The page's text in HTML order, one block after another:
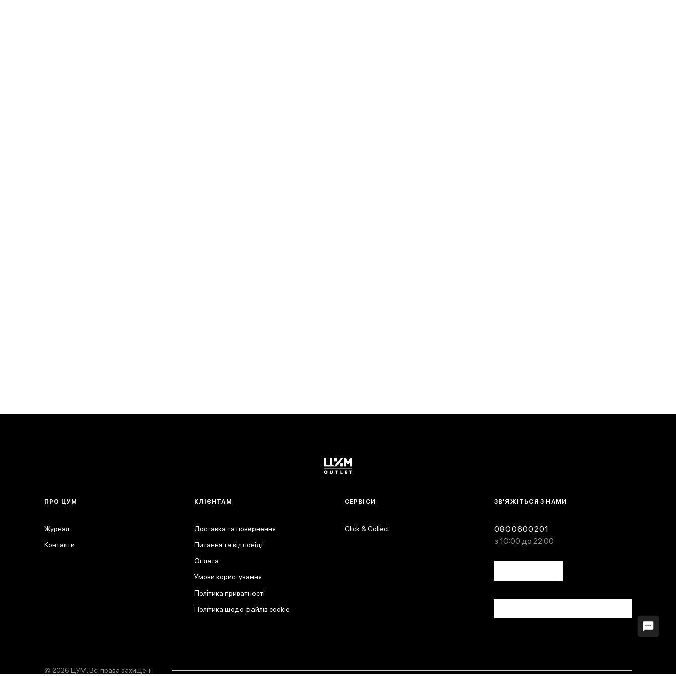
ЗВ’ЯЖІТЬСЯ З НАМИ
0800600201
з 10:00 до 22:00
ПРО ЦУМ
Журнал
Контакти
КЛІЄНТАМ
Доставка та повернення
Питання та відповіді
Оплата
Умови користування
Політика приватності
Політика щодо файлів cookie
СЕРВІСИ
Click & Collect
© 2026 ЦУМ. Всі права захищені